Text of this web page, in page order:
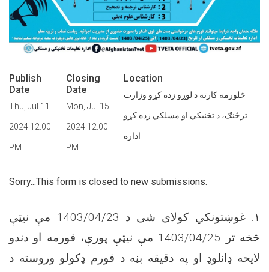
Publish
Date
Thu, Jul 11
2024 12:00
PM
Closing
Date
Mon, Jul 15
2024 12:00
PM
Location
څلورمه کارته د لوړو زده کړو وزارت
ترڅنګ، د تخنیکي او مسلکي زده کړو
اداره
Sorry...This form is closed to new submissions.
۱. غوښتونکي کولای شی د 1403/04/23 مې نیټې
څخه تر 1403/04/25 مې نیټې پورې، فورمه او دندو
لایحه ډانلوډ او په دقیقه بڼه د فورم ډکولو وروسته د